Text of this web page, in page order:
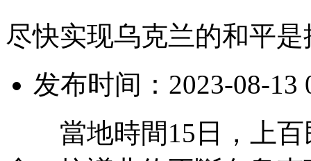
尽快实现乌克兰的和平
发布时间：2023-08-13
當地時間15日，上百